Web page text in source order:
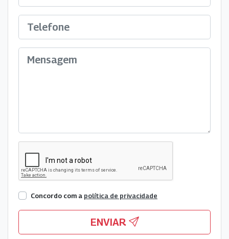
Concordo com a política de privacidade
ENVIAR